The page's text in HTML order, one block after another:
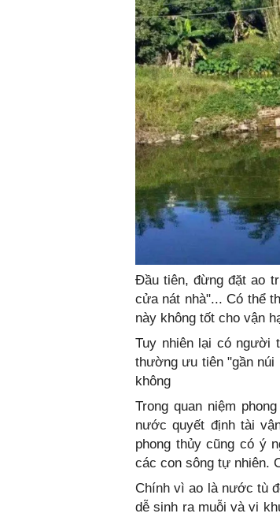
Đầu tiên, đừng đặt ao
cửa nát nhà"... Có thể
này không tốt cho vận
Tuy nhiên lại có người
thường ưu tiên "gần núi
không
Trong quan niệm
nước quyết định tài
phong thủy cũng có ý
các con sông tự nhiên.
Chính vì ao là nước tù
dễ sinh ra muỗi và vi